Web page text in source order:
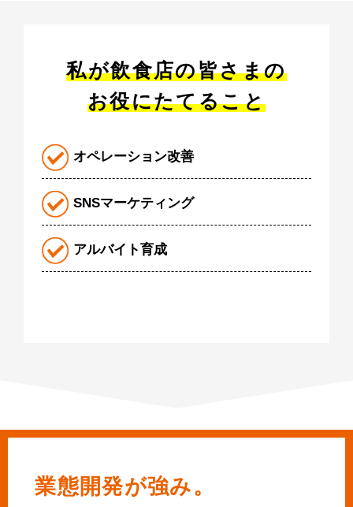
私が飲食店の皆さまの
お役にたてること
オペレーション改善
SNSマーケティング
アルバイト育成
業態開発が強み。